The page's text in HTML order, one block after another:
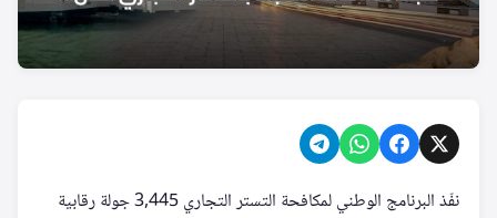
نفّذ البرنامج الوطني لمكافحة التستر التجاري 3,445 جولة رقابية